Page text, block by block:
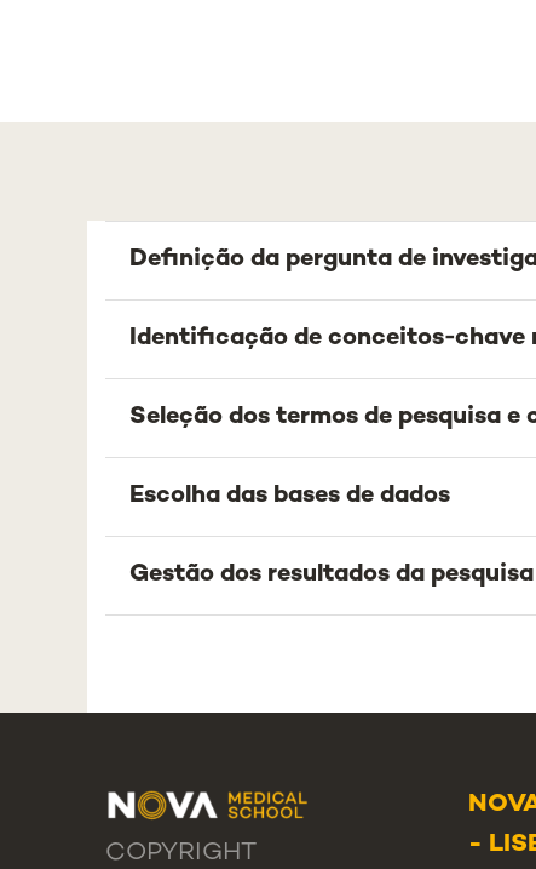
Definição da pergunta de
Identificação de conceitos‑chave
Seleção dos termos de pesquisa
Escolha das bases de dados
Gestão dos resultados da pesquisa
COPYRIGHT
-